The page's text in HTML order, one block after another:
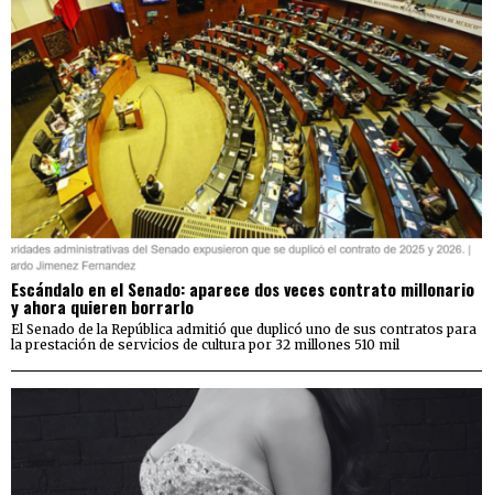
Escándalo en el Senado: aparece dos veces contrato millonario
y ahora quieren borrarlo
El Senado de la República admitió que duplicó uno de sus contratos para
la prestación de servicios de cultura por 32 millones 510 mil